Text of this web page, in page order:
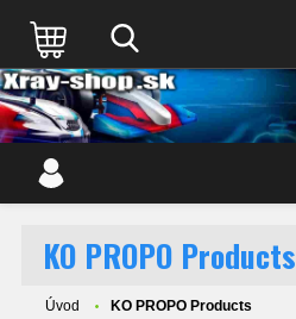
KO PROPO Products
Úvod KO PROPO Products